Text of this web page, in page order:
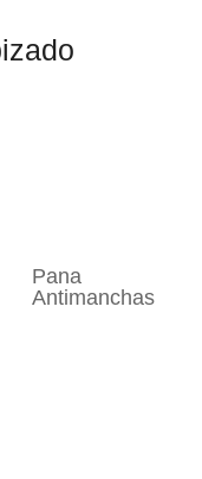
Pana
Antimanchas